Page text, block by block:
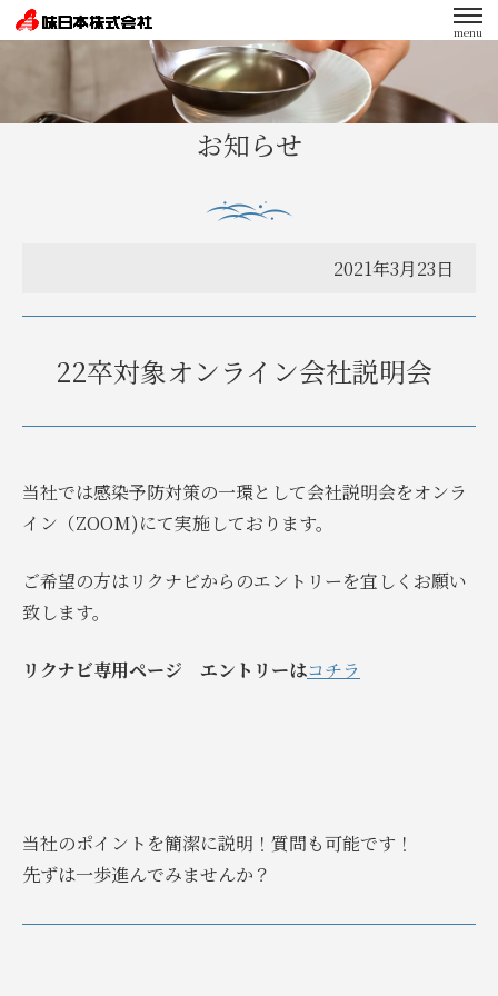
menu
お知らせ
2021年3月23日
22卒対象オンライン会社説明会
当社では感染予防対策の一環として会社説明会をオンラ
イン（ZOOM)にて実施しております。
ご希望の方はリクナビからのエントリーを宜しくお願い
致します。
リクナビ専用ページ エントリーはコチラ
当社のポイントを簡潔に説明！質問も可能です！
先ずは一歩進んでみませんか？